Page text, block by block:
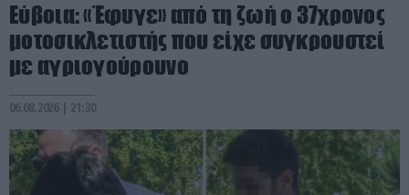
Εύβοια: «Έφυγε» από τη ζωή ο 37χρονος
μοτοσικλετιστής που είχε συγκρουστεί
με αγριογούρουνο
06.08.2026 | 21:30